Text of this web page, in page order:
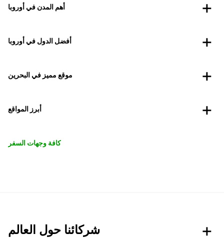
أهم المدن في أوروبا
أفضل الدول في أوروبا
موقع مميز في البحرين
أبرز المواقع
كافة وجهات السفر
شركائنا حول العالم